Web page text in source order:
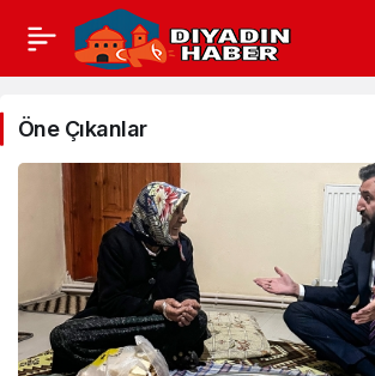
Siyaset
Haberleri
Öne Çıkanlar